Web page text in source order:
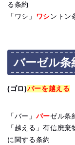
る条約
「ワシ」 ワシ ントン
バーゼル
(ゴロ)バーを越える
「バー」 バーゼル条
「越える」有信廃棄
に関する条約